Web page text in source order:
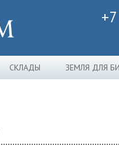
СКЛАДЫ ЗЕМЛЯ ДЛЯ